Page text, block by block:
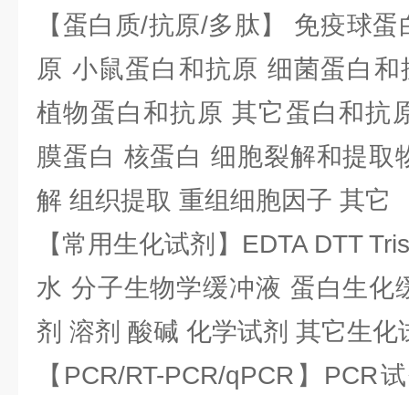
【蛋白质/抗原/多肽】 免疫球
原 小鼠蛋白和抗原 细菌蛋白
植物蛋白和抗原 其它蛋白和抗
膜蛋白 核蛋白 细胞裂解和提取
解 组织提取 重组细胞因子 其它
【常用生化试剂】EDTA DTT
水 分子生物学缓冲液 蛋白生化
剂 溶剂 酸碱 化学试剂 其它生化
【PCR/RT-PCR/qPCR】PCR